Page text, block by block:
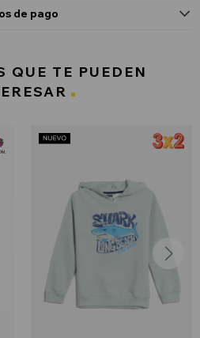
de pago
QUE TE PUEDEN